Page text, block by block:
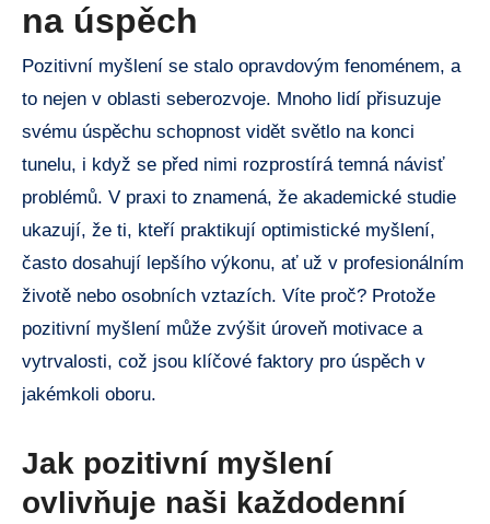
na úspěch
Pozitivní myšlení se stalo opravdovým fenoménem, a
to nejen v oblasti seberozvoje. Mnoho lidí přisuzuje
svému úspěchu schopnost vidět světlo na konci
tunelu, i když se před nimi rozprostírá temná návisť
problémů. V praxi to znamená, že akademické studie
ukazují, že ti, kteří praktikují optimistické myšlení,
často dosahují lepšího výkonu, ať už v profesionálním
životě nebo osobních vztazích. Víte proč? Protože
pozitivní myšlení může zvýšit úroveň motivace a
vytrvalosti, což jsou klíčové faktory pro úspěch v
jakémkoli oboru.
Jak pozitivní myšlení
ovlivňuje naši každodenní